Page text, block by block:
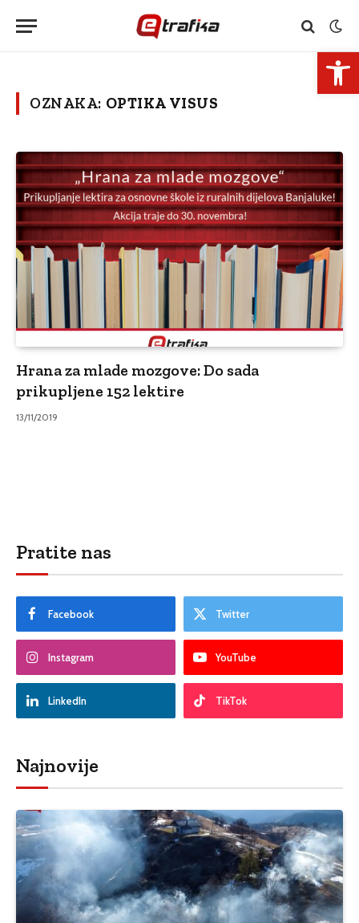
OZNAKA: OPTIKA VISUS
Hrana za mlade mozgove: Do sada
prikupljene 152 lektire
13/11/2019
Pratite nas
Facebook Twitter
Instagram YouTube
LinkedIn TikTok
Najnovije